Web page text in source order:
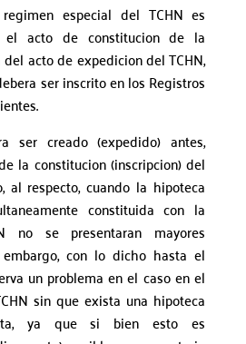
especial del TCHN es
el acto de constitucion de la
acto de expedicion del TCHN,
ser inscrito en los Registros
ser creado (expedido) antes,
la constitucion (inscripcion) del
al respecto, cuando la hipoteca
constituida con la
no se presentaran mayores
con lo dicho hasta el
un problema en el caso en el
sin que exista una hipoteca
ya que si bien esto es